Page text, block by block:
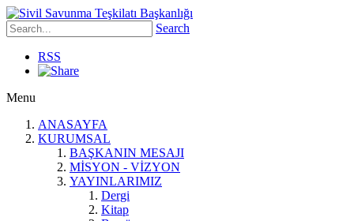
Search
RSS
Menu
ANASAYFA
KURUMSAL
BAŞKANIN MESAJI
MİSYON - VİZYON
YAYINLARIMIZ
Dergi
Kitap